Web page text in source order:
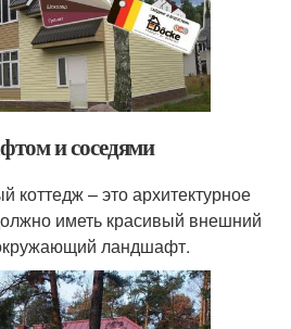
и соседями
коттедж – это архитектурное
иметь красивый внешний
ландшафт.